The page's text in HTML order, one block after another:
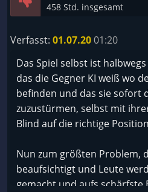
458 Std. insgesamt
Verfasst: 01.07.2001:20
Das Spiel selbst ist
das die Gegner KI weiß wo
befinden und das sie sofort
zuzustürmen, selbst mit
Blind auf die richtige
Nun zum größten Problem,
beaufsichtigt und Leute
gemacht und aufs schärfste